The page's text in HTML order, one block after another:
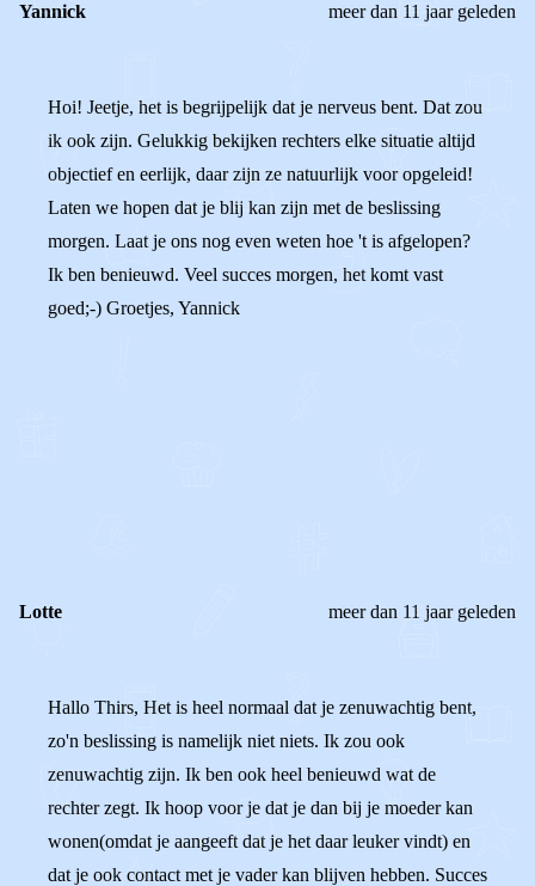
Yannick meer dan 11 jaar geleden
Hoi! Jeetje, het is begrijpelijk dat je nerveus bent. Dat zou
ik ook zijn. Gelukkig bekijken rechters elke situatie altijd
objectief en eerlijk, daar zijn ze natuurlijk voor opgeleid!
Laten we hopen dat je blij kan zijn met de beslissing
morgen. Laat je ons nog even weten hoe 't is afgelopen?
Ik ben benieuwd. Veel succes morgen, het komt vast
goed;-) Groetjes, Yannick
Lotte meer dan 11 jaar geleden
Hallo Thirs, Het is heel normaal dat je zenuwachtig bent,
zo'n beslissing is namelijk niet niets. Ik zou ook
zenuwachtig zijn. Ik ben ook heel benieuwd wat de
rechter zegt. Ik hoop voor je dat je dan bij je moeder kan
wonen(omdat je aangeeft dat je het daar leuker vindt) en
dat je ook contact met je vader kan blijven hebben. Succes